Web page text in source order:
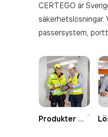
CERTEGO är
säkerhetslösningar.
passersystem,
Produkter och tjänster